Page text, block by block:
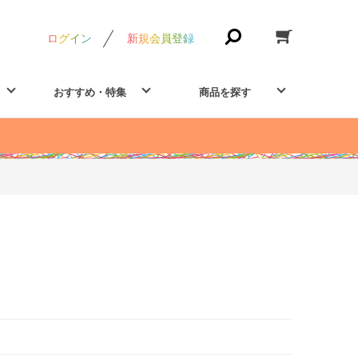
ログイン 新規会員登録
おすすめ・特集 商品を探す